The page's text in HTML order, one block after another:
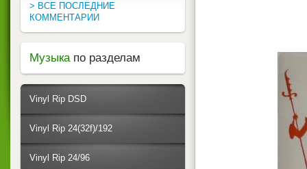
> ВСЕ ПОСЛЕДНИЕ
КОММЕНТАРИИ
Музыка по разделам
Vinyl Rip DSD
Vinyl Rip 24(32f)/192
Vinyl Rip 24/96